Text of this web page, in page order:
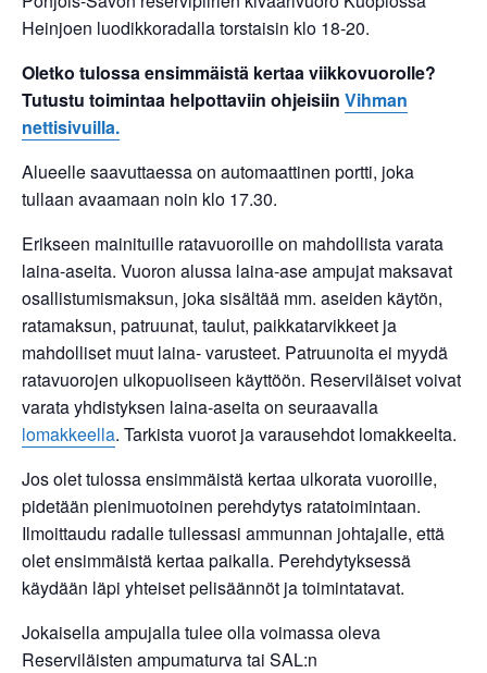
Heinjoen luodikkoradalla torstaisin klo 18-20.
Oletko tulossa ensimmäistä kertaa viikkovuorolle?
Tutustu toimintaa helpottaviin ohjeisiin Vihman
nettisivuilla.
Alueelle saavuttaessa on automaattinen portti, joka
tullaan avaamaan noin klo 17.30.
Erikseen mainituille ratavuoroille on mahdollista varata
laina-aseita. Vuoron alussa laina-ase ampujat maksavat
osallistumismaksun, joka sisältää mm. aseiden käytön,
ratamaksun, patruunat, taulut, paikkatarvikkeet ja
mahdolliset muut laina- varusteet. Patruunoita ei myydä
ratavuorojen ulkopuoliseen käyttöön. Reserviläiset voivat
varata yhdistyksen laina-aseita on seuraavalla
lomakkeella. Tarkista vuorot ja varausehdot lomakkeelta.
Jos olet tulossa ensimmäistä kertaa ulkorata vuoroille,
pidetään pienimuotoinen perehdytys ratatoimintaan.
Ilmoittaudu radalle tullessasi ammunnan johtajalle, että
olet ensimmäistä kertaa paikalla. Perehdytyksessä
käydään läpi yhteiset pelisäännöt ja toimintatavat.
Jokaisella ampujalla tulee olla voimassa oleva
Reserviläisten ampumaturva tai SAL:n